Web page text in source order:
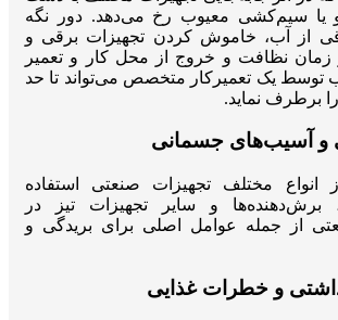
یا سیم‌کشی معیوب رخ می‌دهد. دور نگه
از آب، خاموش کردن تجهیزات برقی و
نظافت و خروج از محل کار و تعمیر
توسط یک تعمیرکار متخصص می‌تواند تا حد
برطرف نماید.
انواع مختلف تجهیزات صنعتی استفاده
برش‌دهنده‌ها و سایر تجهیزات تیز در
از جمله عوامل اصلی برای بریدگی و